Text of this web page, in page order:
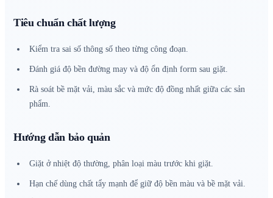
Tiêu chuẩn chất lượng
Kiểm tra sai số thông số theo từng công đoạn.
Đánh giá độ bền đường may và độ ổn định form sau giặt.
Rà soát bề mặt vải, màu sắc và mức độ đồng nhất giữa các sản
phẩm.
Hướng dẫn bảo quản
Giặt ở nhiệt độ thường, phân loại màu trước khi giặt.
Hạn chế dùng chất tẩy mạnh để giữ độ bền màu và bề mặt vải.